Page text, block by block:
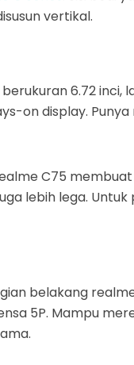
vertikal.
berukuran 6.72
on display.
C75
lebih lega.
belakang
5P. Mampu